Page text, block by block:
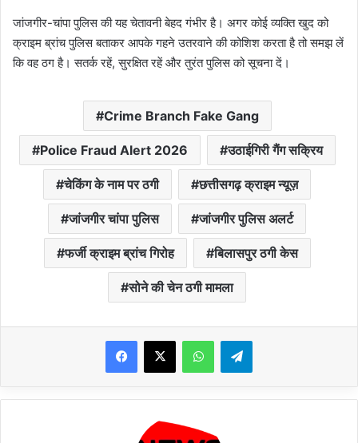
जांजगीर-चांपा पुलिस की यह चेतावनी बेहद गंभीर है। अगर कोई व्यक्ति खुद को
क्राइम ब्रांच पुलिस बताकर आपके गहने उतरवाने की कोशिश करता है तो समझ लें
कि वह ठग है। सतर्क रहें, सुरक्षित रहें और तुरंत पुलिस को सूचना दें।
Crime Branch Fake Gang
Police Fraud Alert 2026 उठाईगिरी गैंग सक्रिय
चेकिंग के नाम पर ठगी छत्तीसगढ़ क्राइम न्यूज़
जांजगीर चांपा पुलिस जांजगीर पुलिस अलर्ट
फर्जी क्राइम ब्रांच गिरोह बिलासपुर ठगी केस
सोने की चेन ठगी मामला
WhatsAppTelegram